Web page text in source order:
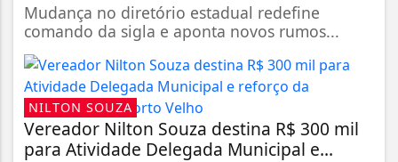
Mudança no diretório estadual redefine
comando da sigla e aponta novos rumos...
NILTON SOUZA
Vereador Nilton Souza destina R$ 300 mil
para Atividade Delegada Municipal e...